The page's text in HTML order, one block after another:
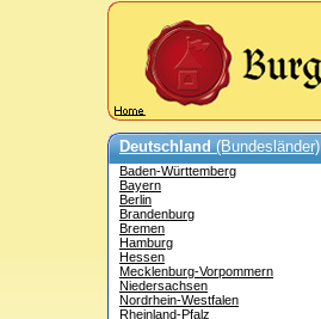
Deutschland(Bundesländer)
Baden-Württemberg
Bayern
Berlin
Brandenburg
Bremen
Hamburg
Hessen
Mecklenburg-Vorpommern
Niedersachsen
Nordrhein-Westfalen
Rheinland-Pfalz